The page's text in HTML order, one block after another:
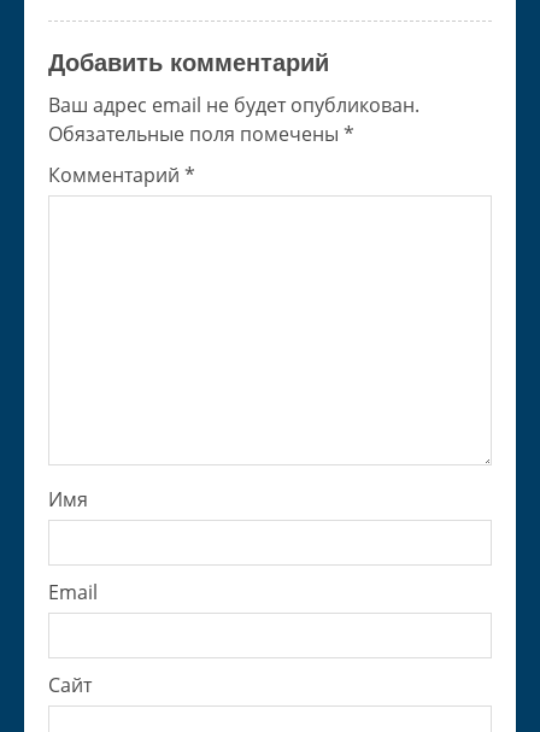
Добавить комментарий
Ваш адрес email не будет опубликован.
Обязательные поля помечены *
Комментарий *
Имя
Email
Сайт